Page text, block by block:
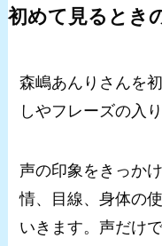
初めて見るとき
森嶋あんりさんを
しやフレーズの入
声の印象をきっか
情、目線、身体の
いきます。声だけ